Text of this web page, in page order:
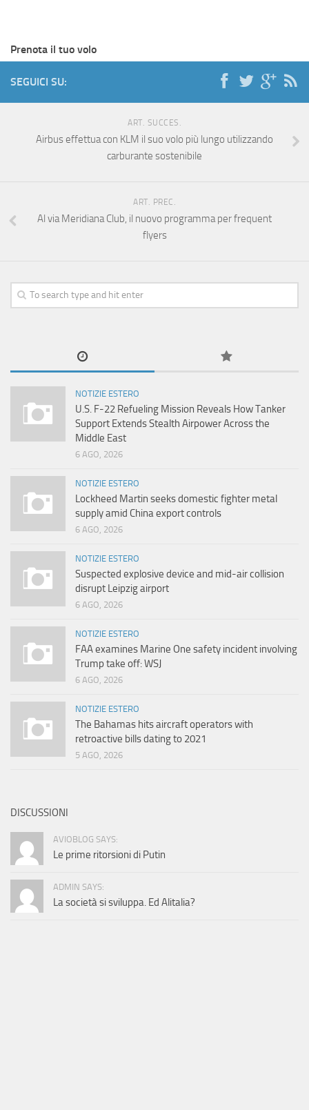
Prenota il tuo volo
SEGUICI SU:
ART. SUCCES.
Airbus effettua con KLM il suo volo più lungo utilizzando
carburante sostenibile
ART. PREC.
Al via Meridiana Club, il nuovo programma per frequent
flyers
NOTIZIE ESTERO
U.S. F-22 Refueling Mission Reveals How Tanker
Support Extends Stealth Airpower Across the
Middle East
6 AGO, 2026
NOTIZIE ESTERO
Lockheed Martin seeks domestic fighter metal
supply amid China export controls
6 AGO, 2026
NOTIZIE ESTERO
Suspected explosive device and mid-air collision
disrupt Leipzig airport
6 AGO, 2026
NOTIZIE ESTERO
FAA examines Marine One safety incident involving
Trump take off: WSJ
6 AGO, 2026
NOTIZIE ESTERO
The Bahamas hits aircraft operators with
retroactive bills dating to 2021
5 AGO, 2026
DISCUSSIONI
AVIOBLOG SAYS:
Le prime ritorsioni di Putin
ADMIN SAYS:
La società si sviluppa. Ed Alitalia?